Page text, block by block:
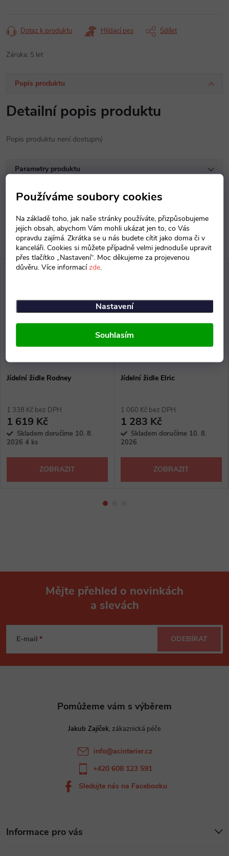
Používáme soubory cookies
Na základě toho, jak naše stránky používáte, přizpůsobujeme
jejich obsah, abychom Vám mohli ukázat jen to, co Vás
opravdu zajímá. Zkrátka se u nás budete cítit jako doma či v
kanceláři. Cookies si můžete případně velmi jednoduše upravit
přes tlačítko „Nastavení“. Moc děkujeme za projevenou
důvěru. Více informacízde.
Nastavení
Souhlasím
Dotaz k produktu Hlídací pes Sdílet
Záruka: 5 let
Popis produktu
Detailní popis produktu
Popis produktu není dostupný
Parametry produktu
Diskuse
Jídelní židle Rodney
1 338 Kč bez DPH
1 619 Kč
Skladem doručíme 10. 8.
2026 4 ks
ZOBRAZIT
Jídelní židle Elric
1 060 Kč bez DPH
1 283 Kč
Skladem doručíme 10. 8.
2026
ZOBRAZIT
p
Mějte přehled o novinkách
a slevách
E-mail ODEBÍRAT
Informace pro vás
Jakub Zajíček
info@acinterier.cz
+420 608 123 591
Sledujte nás na Facebooku